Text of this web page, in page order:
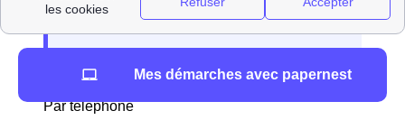
vous disposez d’un compteur Linky)
Par téléphone
Mes démarches avec papernest